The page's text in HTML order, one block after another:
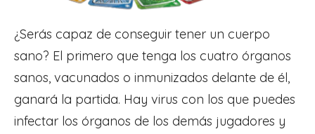
¿Serás capaz de conseguir tener un cuerpo
sano? El primero que tenga los cuatro órganos
sanos, vacunados o inmunizados delante de él,
ganará la partida. Hay virus con los que puedes
infectar los órganos de los demás jugadores y